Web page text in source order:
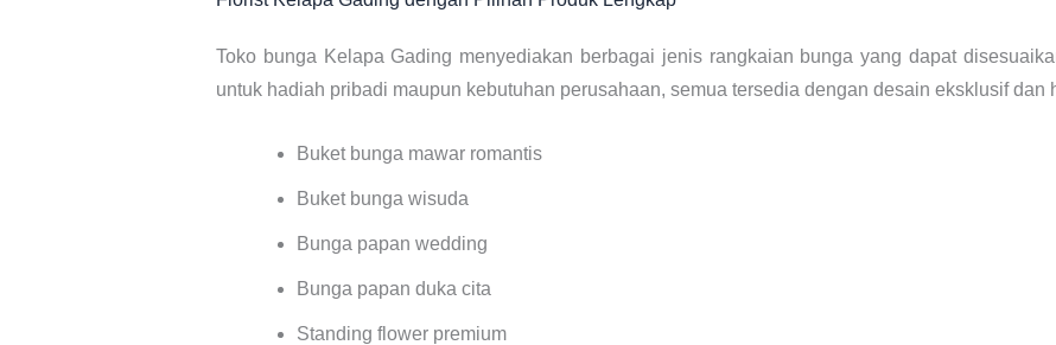
Toko bunga Kelapa Gading menyediakan berbagai jenis rangkaian bunga yang dapat
untuk hadiah pribadi maupun kebutuhan perusahaan, semua tersedia dengan desain eksklusif dan
Buket bunga mawar romantis
Buket bunga wisuda
Bunga papan wedding
Bunga papan duka cita
Standing flower premium